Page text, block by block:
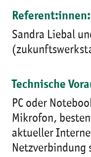
Referent:innen:
Sandra Liebal
Technische
PC oder
Mikrofon,
aktueller
Netzverbindung